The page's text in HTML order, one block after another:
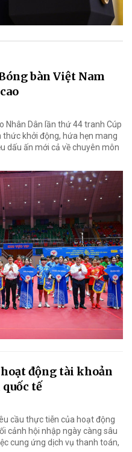
bàn Việt Nam
Nhân Dân lần thứ 44 tranh Cúp
thức khởi động, hứa hẹn mang
dấu ấn mới cả về chuyên môn
động tài khoản
tế
cầu thực tiễn của hoạt động
cảnh hội nhập ngày càng sâu
cung ứng dịch vụ thanh toán,